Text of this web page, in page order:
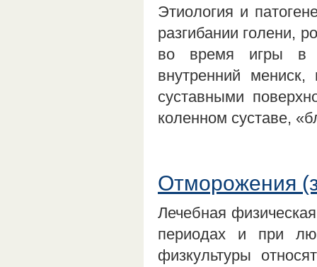
Этиология и
разгибании голени,
во время игры в
внутренний
суставными
коленном суставе,
Отморожения
Лечебная
периодах и при
физкультуры